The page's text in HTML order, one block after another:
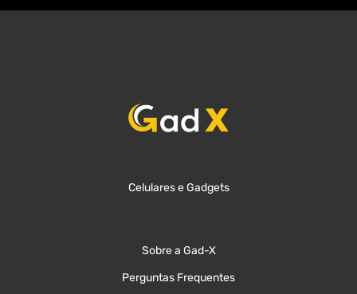
Celulares e Gadgets
Sobre a Gad-X
Perguntas Frequentes